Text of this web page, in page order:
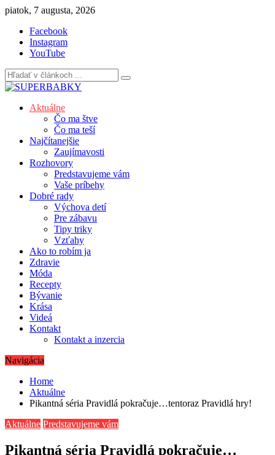
Skip
content
piatok, 7 augusta, 2026
Facebook
Instagram
YouTube
Aktuálne
Čo ma štve
Čo ma teší
Najčítanejšie
Zaujímavosti
Rozhovory
Predstavujeme vám
Vaše príbehy
Dobré rady
Výchova detí
Pre zábavu
Tipy triky
Vzťahy
Ako to robím ja
Zdravie
Móda
Recepty
Bývanie
Krása
Videá
Kontakt
Kontakt a inzercia
Navigácia
Home
Aktuálne
Pikantná séria Pravidlá pokračuje…tentoraz Pravidlá hry!
Aktuálne Predstavujeme vám
Pikantná séria Pravidlá pokračuje…